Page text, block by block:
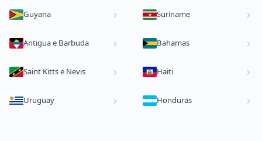
Guyana Suriname
Antigua e Barbuda Bahamas
Saint Kitts e Nevis Haiti
Uruguay Honduras